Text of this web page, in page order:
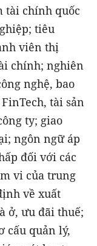
tài chính quốc
tiêu
viên thị
chính; nghiên
nghệ, bao
tài sản
ty; giao
ngôn ngữ áp
đối với các
vi của trung
về xuất
ở, ưu đãi thuế;
cấu quản lý,